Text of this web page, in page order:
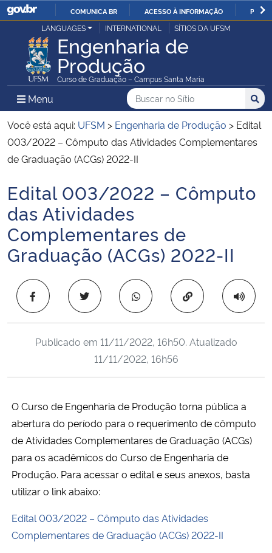
IR
PARA
O
CONTEÚDO
COMUNICA BR ACESSO À INFORMAÇÃO
Ministério da Justiça e Segurança Pública
Ministério da Defesa
Ministério das Relações Exteriores
Ministério da Economia
Ministério da Infraestrutura
Ministério da Agricultura, Pecuária e Abastecimento
Ministério da Educação
Ministério da Cidadania
Ministério da Saúde
Ministério de Minas e Energia
Ministério da Ciência, Tecnologia, Inovações e Comunicações
Ministério do Meio Ambiente
Ministério do Turismo
Ministério do Desenvolvimento Regional
Ministério da Mulher, da Família e dos Direitos Humanos
LANGUAGES INTERNATIONAL SÍTIOS DA UFSM
Engenharia de
Produção
Curso de Graduação – Campus Santa Maria
Menu Menu Principal do Sítio
Busca
Buscar no no Sítio
Busca:
Você está aqui: UFSM > Engenharia de Produção > Edital
003/2022 – Cômputo das Atividades Complementares
de Graduação (ACGs) 2022-II
Início do conteúdo
Edital 003/2022 – Cômputo
das Atividades
Complementares de
Graduação (ACGs) 2022-II
Copiar para área
Publicado em 11/11/2022, 16h50. Atualizado
11/11/2022, 16h56
O Curso de Engenharia de Produção torna pública a
abertura do período para o requerimento de cômputo
de Atividades Complementares de Graduação (ACGs)
para os acadêmicos do Curso de Engenharia de
Produção. Para acessar o edital e seus anexos, basta
utilizar o link abaixo:
Edital 003/2022 – Cômputo das Atividades
Complementares de Graduação (ACGs) 2022-II